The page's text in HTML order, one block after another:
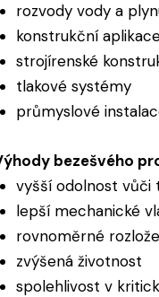
rozvody vody a
konstrukční
strojírenské
tlakové systémy
průmyslové
bezešvého
vyšší odolnost vůči
lepší mechanické
rovnoměrné
zvýšená životnost
spolehlivost v